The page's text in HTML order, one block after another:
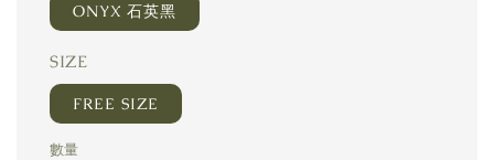
ONYX 石英黑
SIZE
FREE SIZE
數量